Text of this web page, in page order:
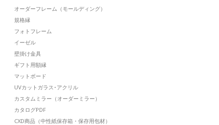
オーダーフレーム（モールディング）
規格縁
フォトフレーム
イーゼル
壁掛け金具
ギフト用額縁
マットボード
UVカットガラス･アクリル
カスタムミラー（オーダーミラー）
カタログPDF
CXD商品（中性紙保存箱・保存用包材）